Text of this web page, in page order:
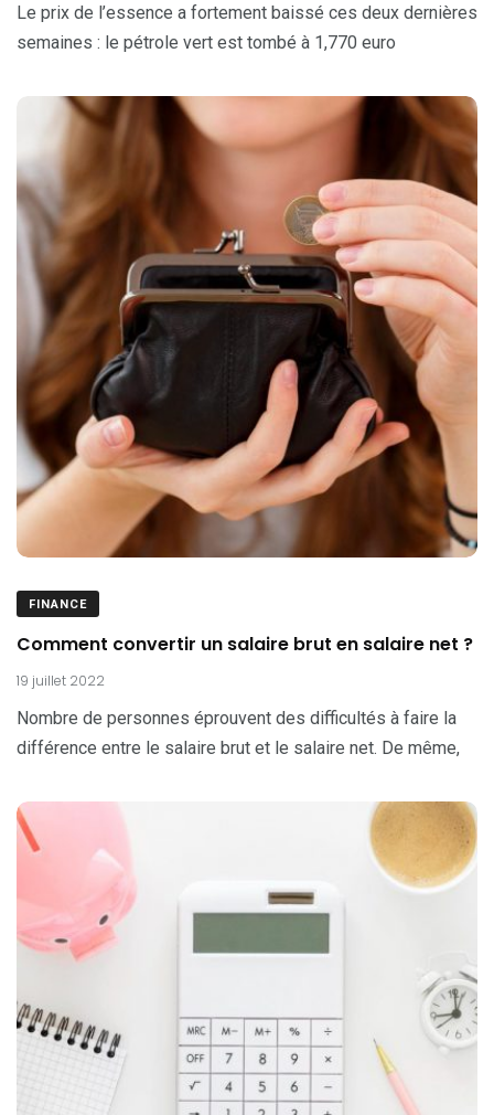
Le prix de l’essence a fortement baissé ces deux dernières
semaines : le pétrole vert est tombé à 1,770 euro
FINANCE
Comment convertir un salaire brut en salaire net ?
19 juillet 2022
Nombre de personnes éprouvent des difficultés à faire la
différence entre le salaire brut et le salaire net. De même,